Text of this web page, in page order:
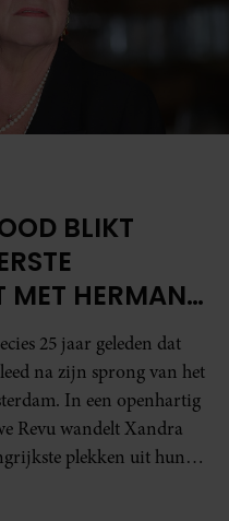
BLIKT
MET HERMAN
IS LOLA
25 jaar geleden dat
na zijn sprong van het
In een openhartig
Revu wandelt Xandra
plekken uit hun